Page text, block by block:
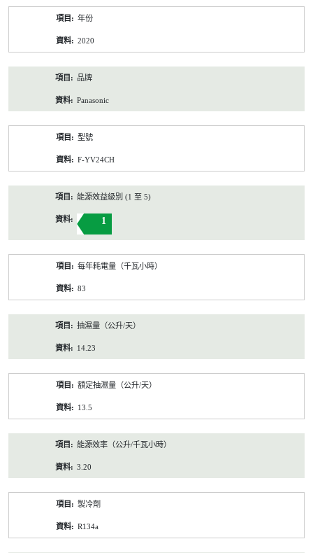
年份
2020
品牌
Panasonic
型號
F-YV24CH
能源效益級別 (1 至 5)
1
每年耗電量（千瓦小時）
83
抽濕量（公升/天）
14.23
額定抽濕量（公升/天）
13.5
能源效率（公升/千瓦小時）
3.20
製冷劑
R134a